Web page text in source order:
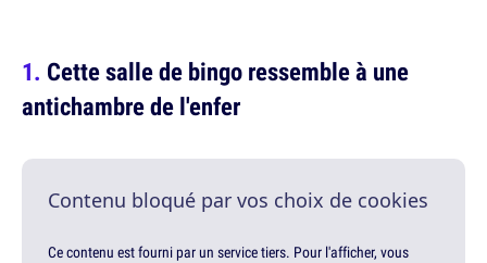
Cette salle de bingo ressemble à une
antichambre de l'enfer
Contenu bloqué par vos choix de cookies
Ce contenu est fourni par un service tiers. Pour l'afficher, vous